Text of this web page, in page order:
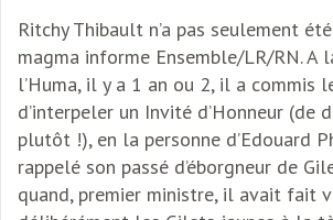
Ritchy Thibault n’a pas seulement
magma informe Ensemble/LR/RN. A
l’Huma, il y a 1 an ou 2, il a commis
d’interpeler un Invité d’Honneur (de
plutôt !), en la personne d’Edouard
rappelé son passé d’éborgneur de
quand, premier ministre, il avait fait